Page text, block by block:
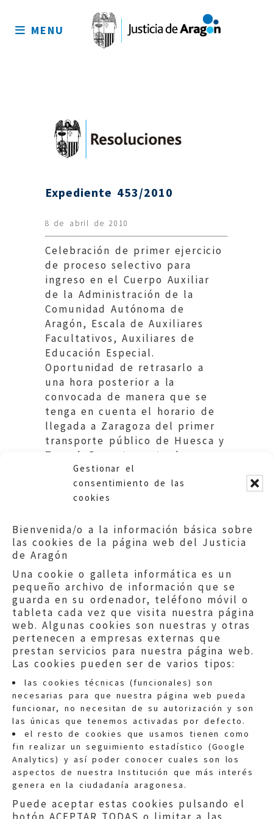
Gestionar el
consentimiento de las
cookies
Bienvenida/o a la información básica sobre
las cookies de la página web del Justicia
de Aragón
Una cookie o galleta informática es un
pequeño archivo de información que se
guarda en su ordenador, teléfono móvil o
tableta cada vez que visita nuestra página
web. Algunas cookies son nuestras y otras
pertenecen a empresas externas que
prestan servicios para nuestra página web.
Las cookies pueden ser de varios tipos:
las cookies técnicas (funcionales) son
necesarias para que nuestra página web pueda
funcionar, no necesitan de su autorización y son
las únicas que tenemos activadas por defecto.
el resto de cookies que usamos tienen como
fin realizar un seguimiento estadístico (Google
Analytics) y así poder conocer cuales son los
aspectos de nuestra Institución que más interés
genera en la ciudadanía aragonesa.
Puede aceptar estas cookies pulsando el
sitio
MENU
Expediente 453/2010
8 de abril de 2010
Celebración de primer ejercicio
de proceso selectivo para
ingreso en el Cuerpo Auxiliar
de la Administración de la
Comunidad Autónoma de
Aragón, Escala de Auxiliares
Facultativos, Auxiliares de
Educación Especial.
Oportunidad de retrasarlo a
una hora posterior a la
convocada de manera que se
tenga en cuenta el horario de
llegada a Zaragoza del primer
transporte público de Huesca y
Teruel. Departamento de
Presidencia. DGA.
Quejas:quejas@eljusticiadearagon.es
Información general:
informacion@eljusticiadearagon.es
Teléfonos:900 210 210/